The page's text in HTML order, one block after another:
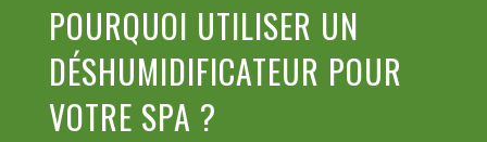
POURQUOI UTILISER UN
DÉSHUMIDIFICATEUR POUR
VOTRE SPA ?